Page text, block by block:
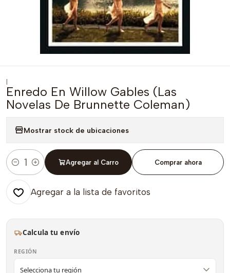
|
Enredo En Willow Gables (Las
Novelas De Brunnette Coleman)
Mostrar stock de ubicaciones
Cantidad
Agregar al Carro Comprar ahora
Agregar a la lista de favoritos
Calcula tu envío
REGIÓN